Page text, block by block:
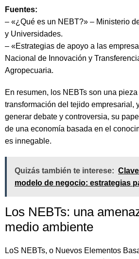
Fuentes:
– «¿Qué es un NEBT?» – Ministerio
y Universidades.
– «Estrategias de apoyo a las
Nacional de Innovación y
Agropecuaria.
En resumen, los NEBTs son una
transformación del tejido empresarial,
generar debate y controversia, su
de una economía basada en el
es innegable.
Quizás también te interese:
modelo de negocio: estrategias
Los NEBTs: una
medio ambiente
LoS NEBTs, o Nuevos Elementos